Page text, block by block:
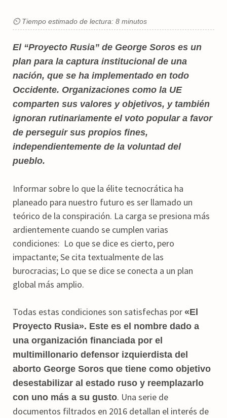
⏲ Tiempo estimado de lectura: 8 minutos
El “Proyecto Rusia” de George Soros es un
plan para la captura institucional de una
nación, que se ha implementado en todo
Occidente. Organizaciones como la UE
comparten sus valores y objetivos, y también
ignoran rutinariamente el voto popular a favor
de perseguir sus propios fines,
independientemente de la voluntad del
pueblo.
Informar sobre lo que la élite tecnocrática ha
planeado para nuestro futuro es ser llamado un
teórico de la conspiración. La carga se presiona más
ardientemente cuando se cumplen varias
condiciones: Lo que se dice es cierto, pero
impactante; Se cita textualmente de las
burocracias; Lo que se dice se conecta a un plan
global más amplio.
Todas estas condiciones son satisfechas por «El
Proyecto Rusia». Este es el nombre dado a
una organización financiada por el
multimillonario defensor izquierdista del
aborto George Soros que tiene como objetivo
desestabilizar al estado ruso y reemplazarlo
con uno más a su gusto. Una serie de
documentos filtrados en 2016 detallan el interés de